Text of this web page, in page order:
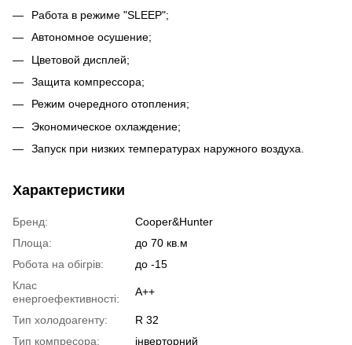
Работа в режиме "SLEEP";
Автономное осушение;
Цветовой дисплей;
Защита компрессора;
Режим очередного отопления;
Экономическое охлаждение;
Запуск при низких температурах наружного воздуха.
Характеристики
Бренд:
Cooper&Hunter
Площа:
до 70 кв.м
Робота на обігрів:
до -15
Клас
енергоефективності:
A++
Тип холодоагенту:
R 32
Тип компресора:
інверторний